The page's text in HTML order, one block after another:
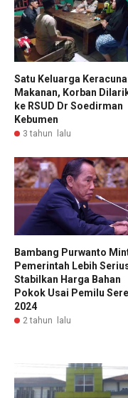
Satu Keluarga
Makanan, Korban
ke RSUD Dr Soedirman
Kebumen
3 tahun lalu
Bambang Purwanto
Pemerintah Lebih
Stabilkan Harga Bahan
Pokok Usai Pemilu
2024
2 tahun lalu